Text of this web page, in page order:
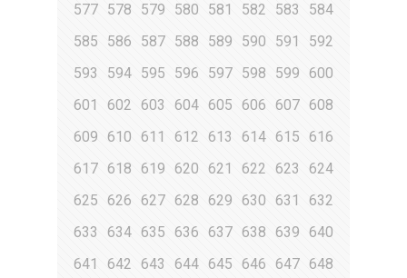
577 578 579 580 581 582 583
584
585
586 587 588 589 590 591
592
593
594 595 596 597 598 599
600
601
602 603 604 605 606 607 608
609
610 611 612 613 614 615
616
617 618 619 620 621 622 623
624
625
626 627 628 629 630 631
632
633
634 635 636 637 638 639 640
641
642 643 644 645 646 647 648